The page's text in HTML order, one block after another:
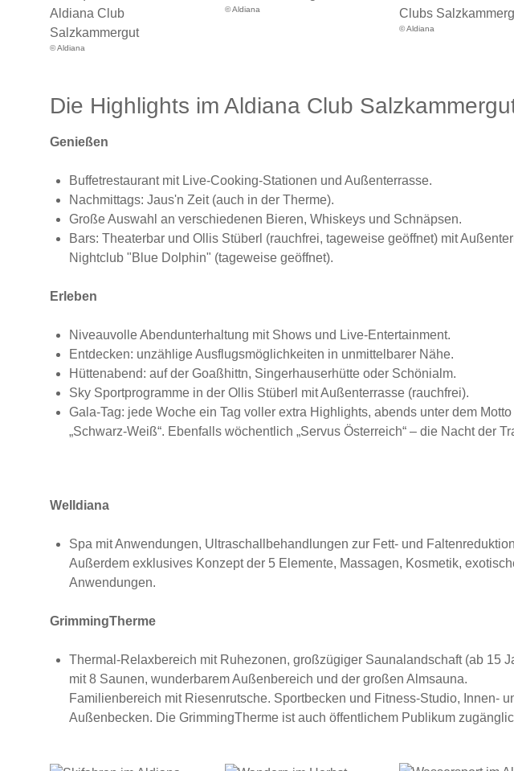
© Aldiana
© Aldiana
© Aldiana
Die Highlights im Aldiana Club
Genießen
Buffetrestaurant mit Live-Cooking-Stationen und Außenterrasse.
Nachmittags: Jaus'n Zeit (auch in der Therme).
Große Auswahl an verschiedenen Bieren, Whiskeys und Schnäpsen.
Bars: Theaterbar und Ollis Stüberl (rauchfrei, tageweise geöffnet) mit
Nightclub "Blue Dolphin" (tageweise geöffnet).
Erleben
Niveauvolle Abendunterhaltung mit Shows und Live-Entertainment.
Entdecken: unzählige Ausflugsmöglichkeiten in unmittelbarer Nähe.
Hüttenabend: auf der Goaßhittn, Singerhauserhütte oder Schönialm.
Sky Sportprogramme in der Ollis Stüberl mit Außenterrasse (rauchfrei).
Gala-Tag: jede Woche ein Tag voller extra Highlights, abends unter dem Motto
„Schwarz-Weiß“. Ebenfalls wöchentlich „Servus Österreich“ – die Nacht der
Welldiana
Spa mit Anwendungen, Ultraschallbehandlungen zur Fett- und
Außerdem exklusives Konzept der 5 Elemente, Massagen, Kosmetik,
Anwendungen.
GrimmingTherme
Thermal-Relaxbereich mit Ruhezonen, großzügiger Saunalandschaft (ab 15
mit 8 Saunen, wunderbarem Außenbereich und der großen Almsauna.
Familienbereich mit Riesenrutsche. Sportbecken und Fitness-Studio, Innen-
Außenbecken. Die GrimmingTherme ist auch öffentlichem Publikum